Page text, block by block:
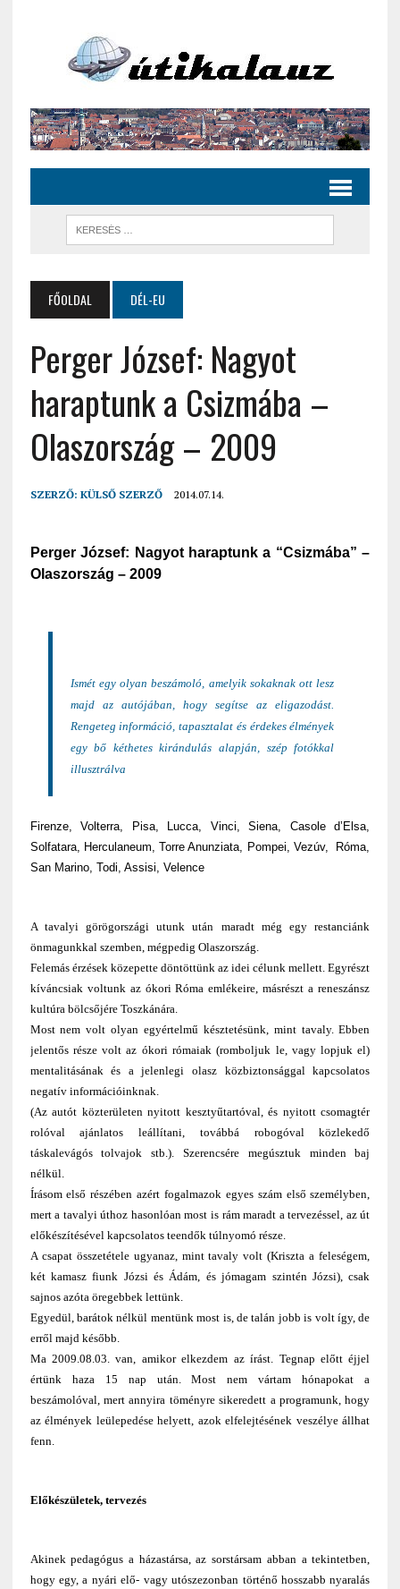
FŐOLDAL DÉL-EU
Perger József: Nagyot
haraptunk a Csizmába –
Olaszország – 2009
SZERZŐ: KÜLSŐ SZERZŐ 2014.07.14.
Perger József: Nagyot haraptunk a “Csizmába” –
Olaszország – 2009
Ismét egy olyan beszámoló, amelyik sokaknak ott lesz
majd az autójában, hogy segítse az eligazodást.
Rengeteg információ, tapasztalat és érdekes élmények
egy bő kéthetes kirándulás alapján, szép fotókkal
illusztrálva
Firenze, Volterra, Pisa, Lucca, Vinci, Siena, Casole d’Elsa,
Solfatara, Herculaneum, Torre Anunziata, Pompei, Vezúv,
Róma,
San Marino, Todi, Assisi, Velence
A tavalyi görögországi utunk után maradt még egy restanciánk
önmagunkkal szemben, mégpedig Olaszország.
Felemás érzések közepette döntöttünk az idei célunk mellett. Egyrészt
kíváncsiak voltunk az ókori Róma emlékeire, másrészt a reneszánsz
kultúra bölcsőjére Toszkánára.
Most nem volt olyan egyértelmű késztetésünk, mint tavaly. Ebben
jelentős része volt az ókori rómaiak (romboljuk le, vagy lopjuk el)
mentalitásának és a jelenlegi olasz közbiztonsággal kapcsolatos
negatív információinknak.
(Az autót közterületen nyitott kesztyűtartóval, és nyitott csomagtér
rolóval ajánlatos leállítani, továbbá robogóval közlekedő
táskalevágós tolvajok stb.). Szerencsére megúsztuk minden baj
nélkül.
Írásom első részében azért fogalmazok egyes szám első személyben,
mert a tavalyi úthoz hasonlóan most is rám maradt a tervezéssel, az út
előkészítésével kapcsolatos teendők túlnyomó része.
A csapat összetétele ugyanaz, mint tavaly volt (Kriszta a feleségem,
két kamasz fiunk Józsi és Ádám, és jómagam szintén Józsi), csak
sajnos azóta öregebbek lettünk.
Egyedül, barátok nélkül mentünk most is, de talán jobb is volt így, de
erről majd később.
Ma 2009.08.03. van, amikor elkezdem az írást. Tegnap előtt éjjel
értünk haza 15 nap után. Most nem vártam hónapokat a
beszámolóval, mert annyira töményre sikeredett a programunk, hogy
az élmények leülepedése helyett, azok elfelejtésének veszélye állhat
fenn.
Előkészületek, tervezés
Akinek pedagógus a házastársa, az sorstársam abban a tekintetben,
hogy egy, a nyári elő- vagy utószezonban történő hosszabb nyaralás